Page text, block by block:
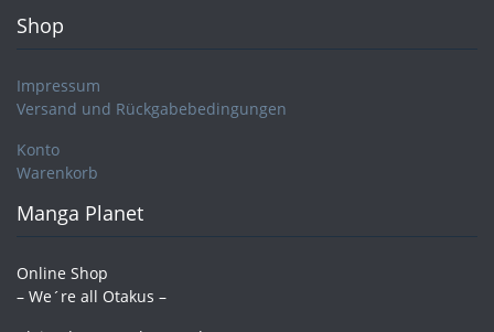
Shop
Impressum
Versand und Rückgabebedingungen
Konto
Warenkorb
Manga Planet
Online Shop
– We´re all Otakus –